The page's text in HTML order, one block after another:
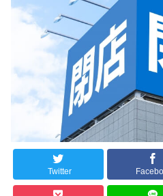
Twitter